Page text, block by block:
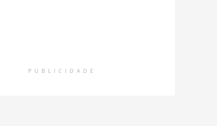
PUBLICIDADE